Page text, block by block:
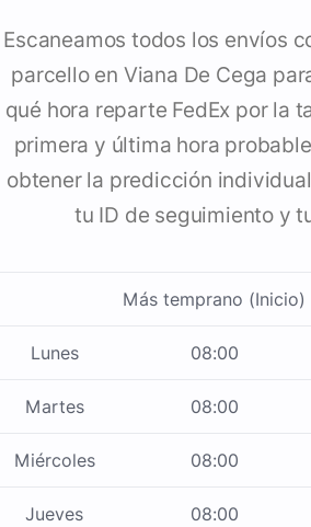
Escaneamos todos los envíos
parcello en Viana De Cega
qué hora reparte FedEx por la
primera y última hora
obtener la predicción
tu ID de seguimiento y
Más temprano (Inicio)
Lunes 08:00
Martes 08:00
Miércoles 08:00
Jueves 08:00